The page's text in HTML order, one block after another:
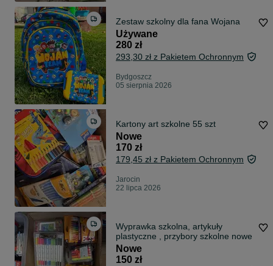
Zestaw szkolny dla fana Wojana
Używane
280 zł
293,30 zł z Pakietem Ochronnym
Bydgoszcz
05 sierpnia 2026
Kartony art szkolne 55 szt
Nowe
170 zł
179,45 zł z Pakietem Ochronnym
Jarocin
22 lipca 2026
Wyprawka szkolna, artykuły
plastyczne , przybory szkolne nowe
Nowe
150 zł